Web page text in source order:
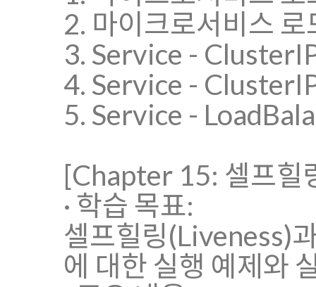
2. 마이크로서비스
3. Service -
4. Service -
5. Service -
[Chapter 15: 셀프힐
· 학습 목표:
셀프힐링(Liveness)
에 대한 실행 예제와